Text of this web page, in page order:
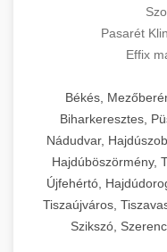
Pasarét
Effix
Békés,
Biharkeresztes,
Nádudvar,
Hajdúböszörmény,
Újfehértó,
Tiszaújváros,
Szikszó,